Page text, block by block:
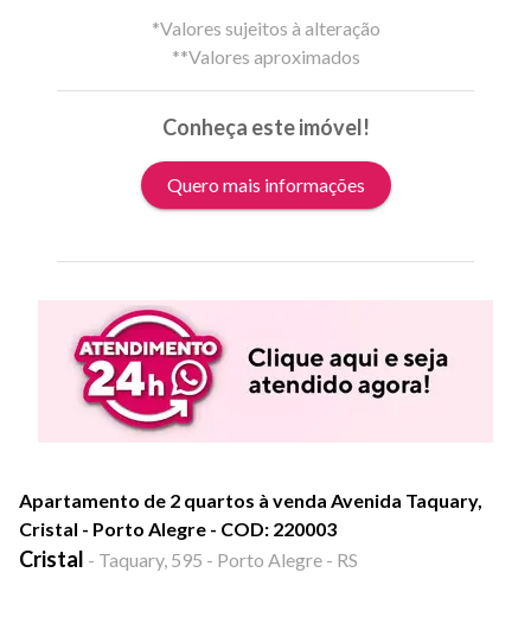
*Valores sujeitos à alteração
**Valores aproximados
Conheça este imóvel!
Quero mais informações
Apartamento de 2 quartos à venda Avenida Taquary,
Cristal - Porto Alegre - COD: 220003
Cristal - Taquary, 595 - Porto Alegre - RS